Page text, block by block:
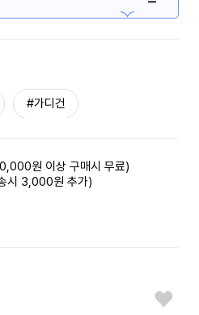
#가디건
원 이상 구매시 무료)
시 3,000원 추가)